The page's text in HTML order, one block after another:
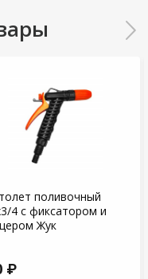
поливочный
4 с фиксатором и
Жук
₽